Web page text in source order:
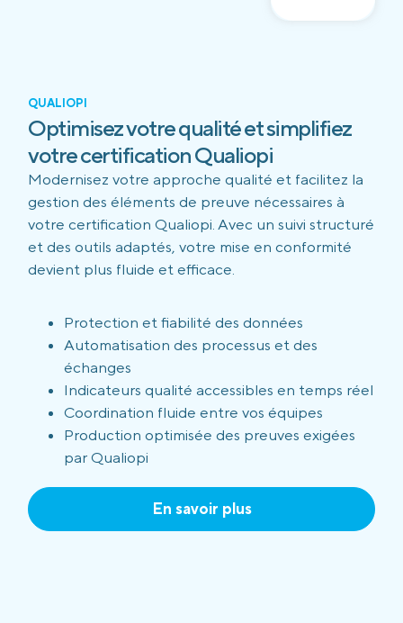
QUALIOPI
Optimisez votre qualité et simplifiez
votre certification Qualiopi
Modernisez votre approche qualité et facilitez la
gestion des éléments de preuve nécessaires à
votre certification Qualiopi. Avec un suivi structuré
et des outils adaptés, votre mise en conformité
devient plus fluide et efficace.
Protection et fiabilité des données
Automatisation des processus et des
échanges
Indicateurs qualité accessibles en temps réel
Coordination fluide entre vos équipes
Production optimisée des preuves exigées
par Qualiopi
En savoir plus